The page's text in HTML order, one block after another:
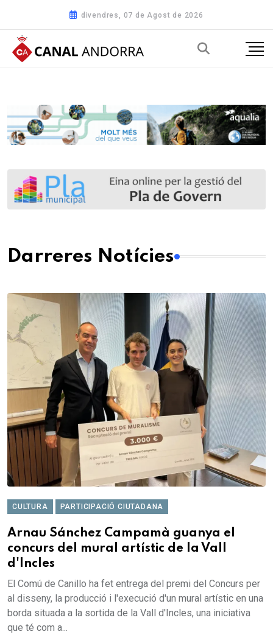
divendres, 07 de Agost de 2026
Darreres Notícies
CULTURA PARTICIPACIÓ CIUTADANA
Arnau Sánchez Campamà guanya el
concurs del mural artístic de la Vall
d'Incles
El Comú de Canillo ha fet entrega del premi del Concurs per
al disseny, la producció i l'execució d'un mural artístic en una
borda situada a la sortida de la Vall d'Incles, una iniciativa
que té com a...